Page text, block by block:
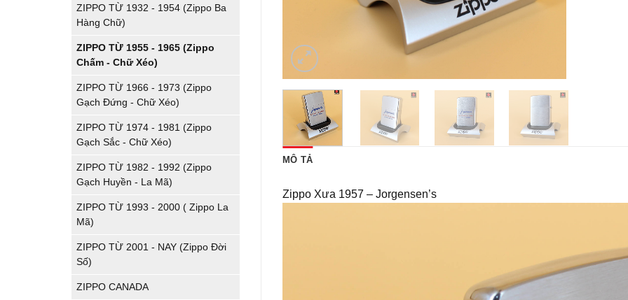
ZIPPO TỪ 1932 - 1954 (Zippo Ba
Hàng Chữ)
ZIPPO TỪ 1955 - 1965 (Zippo
Chấm - Chữ Xéo)
ZIPPO TỪ 1966 - 1973 (Zippo
Gạch Đứng - Chữ Xéo)
ZIPPO TỪ 1974 - 1981 (Zippo
Gạch Sắc - Chữ Xéo)
ZIPPO TỪ 1982 - 1992 (Zippo
Gạch Huyền - La Mã)
ZIPPO TỪ 1993 - 2000 ( Zippo La
Mã)
ZIPPO TỪ 2001 - NAY (Zippo Đời
Số)
ZIPPO CANADA
MÔ TẢ
Zippo Xưa 1957 – Jorgensen’s